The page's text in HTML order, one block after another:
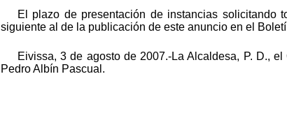
El plazo de presentación de instancias solicitando
siguiente al de la publicación de este anuncio en el
Eivissa, 3 de agosto de 2007.-La Alcaldesa, P. D.,
Pedro Albín Pascual.